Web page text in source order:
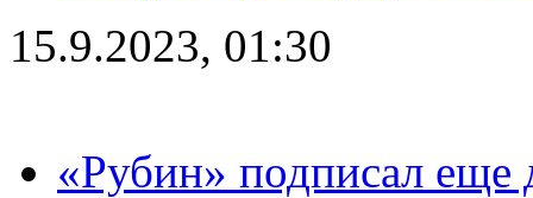
15.9.2023, 01:30
«Рубин» подписал еще